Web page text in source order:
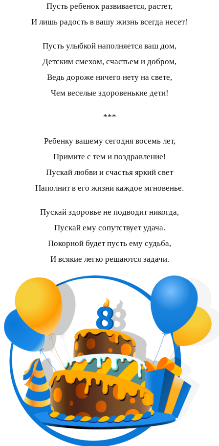
Пусть ребенок развивается, растет,
И лишь радость в вашу жизнь всегда несет!
Пусть улыбкой наполняется ваш дом,
Детским смехом, счастьем и добром,
Ведь дороже ничего нету на свете,
Чем веселые здоровенькие дети!
***
Ребенку вашему сегодня восемь лет,
Примите с тем и поздравление!
Пускай любви и счастья яркий свет
Наполнит в его жизни каждое мгновенье.
Пускай здоровье не подводит никогда,
Пускай ему сопутствует удача.
Покорной будет пусть ему судьба,
И всякие легко решаются задачи.